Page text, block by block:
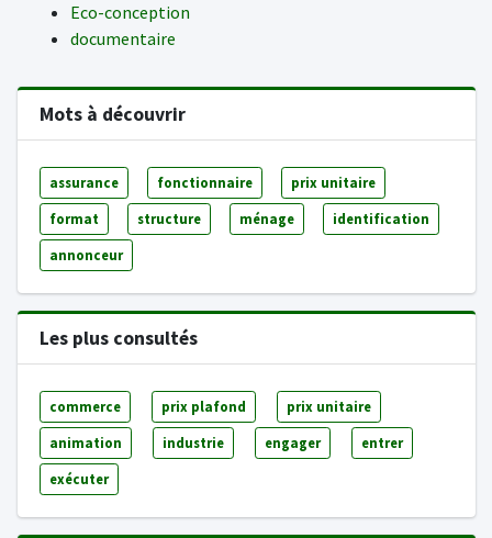
Eco-conception
documentaire
Mots à découvrir
assurance fonctionnaire prix unitaire
format structure ménage identification
annonceur
Les plus consultés
commerce prix plafond prix unitaire
animation industrie engager entrer
exécuter